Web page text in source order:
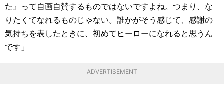
た』って自画自賛するものではないですよね。つまり、な
りたくてなれるものじゃない。誰かがそう感じて、感謝の
気持ちを表したときに、初めてヒーローになれると思うん
です」
ADVERTISEMENT